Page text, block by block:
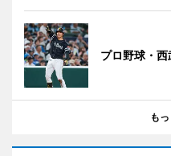
プロ野球・
も